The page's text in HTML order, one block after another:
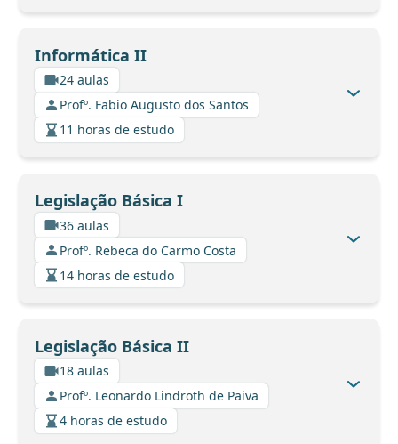
Informática II
24 aulas
Profº. Fabio Augusto dos Santos
11 horas de estudo
Legislação Básica I
36 aulas
Profº. Rebeca do Carmo Costa
14 horas de estudo
Legislação Básica II
18 aulas
Profº. Leonardo Lindroth de Paiva
4 horas de estudo